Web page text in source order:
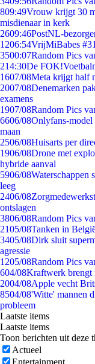
809:49Vrouw krijgt 30
misdienaar in kerk
2609:46PostNL-
1206:54VrijMiBabes
3500:07Random Pics
214:30De
1607/08Meta krijgt half
2007/08Denemarken
examens
1907/08Random Pics
6606/08Onlyfans-model
maan
2506/08Huisarts per
1906/08Drone met
hybride aanval
5906/08Waterschappen
leeg
2406/08
ontslagen
3806/08Random Pics
2105/08Tanken in
3405/08Dirk sluit
agressie
1205/08Random Pics
604/08Kraftwerk brengt
2004/08Apple vecht
8504/08'Witte' mannen
probleem
Laatste items
Laatste items
Toon berichten uit deze
Actueel
Entertainment